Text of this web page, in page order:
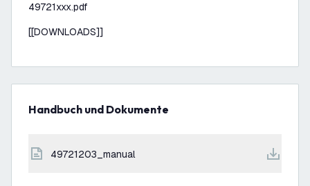
49721xxx.pdf
[[DOWNLOADS]]
Handbuch und Dokumente
49721203_manual